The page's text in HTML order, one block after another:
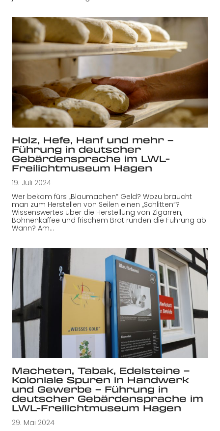
Holz, Hefe, Hanf und mehr –
Führung in deutscher
Gebärdensprache im LWL-
Freilichtmuseum Hagen
19. Juli 2024
Wer bekam fürs „Blaumachen“ Geld? Wozu braucht
man zum Herstellen von Seilen einen „Schlitten“?
Wissenswertes über die Herstellung von Zigarren,
Bohnenkaffee und frischem Brot runden die Führung ab.
Wann? Am…
Macheten, Tabak, Edelsteine –
Koloniale Spuren in Handwerk
und Gewerbe – Führung in
deutscher Gebärdensprache im
LWL-Freilichtmuseum Hagen
29. Mai 2024